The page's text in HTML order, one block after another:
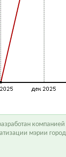
компанией
мэрии